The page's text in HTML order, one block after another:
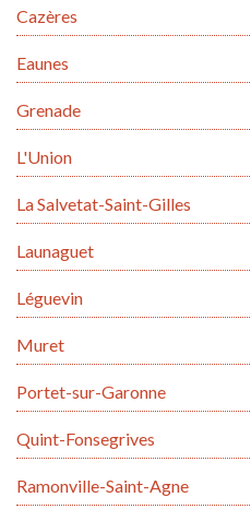
Cazères
Eaunes
Grenade
L'Union
La Salvetat-Saint-Gilles
Launaguet
Léguevin
Muret
Portet-sur-Garonne
Quint-Fonsegrives
Ramonville-Saint-Agne